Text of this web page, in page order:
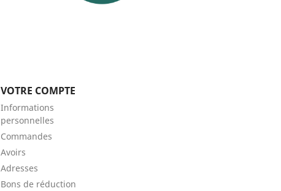
VOTRE COMPTE
Informations
personnelles
Commandes
Avoirs
Adresses
Bons de réduction